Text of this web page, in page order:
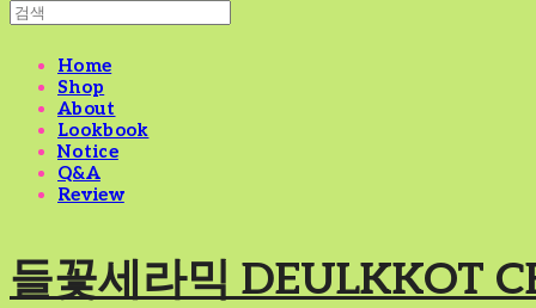
Home
Shop
About
Lookbook
Notice
Q&A
Review
들꽃세라믹 DEULKKOT